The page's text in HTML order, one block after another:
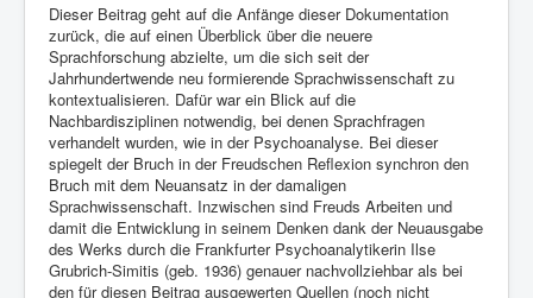
Dieser Beitrag geht auf die Anfänge dieser Dokumentation
zurück, die auf einen Überblick über die neuere
Sprachforschung abzielte, um die sich seit der
Jahrhundertwende neu formierende Sprachwissenschaft zu
kontextualisieren. Dafür war ein Blick auf die
Nachbardisziplinen notwendig, bei denen Sprachfragen
verhandelt wurden, wie in der Psychoanalyse. Bei dieser
spiegelt der Bruch in der Freudschen Reflexion synchron den
Bruch mit dem Neuansatz in der damaligen
Sprachwissenschaft. Inzwischen sind Freuds Arbeiten und
damit die Entwicklung in seinem Denken dank der Neuausgabe
des Werks durch die Frankfurter Psychoanalytikerin Ilse
Grubrich-Simitis (geb. 1936) genauer nachvollziehbar als bei
den für diesen Beitrag ausgewerten Quellen (noch nicht